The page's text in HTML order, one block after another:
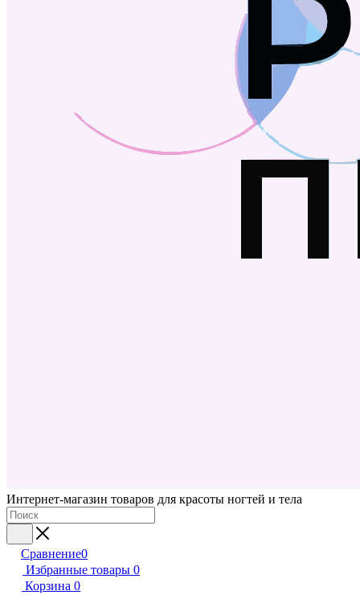
Интернет-магазин товаров для красоты ногтей и тела
Сравнение0
Избранные товары 0
Корзина 0